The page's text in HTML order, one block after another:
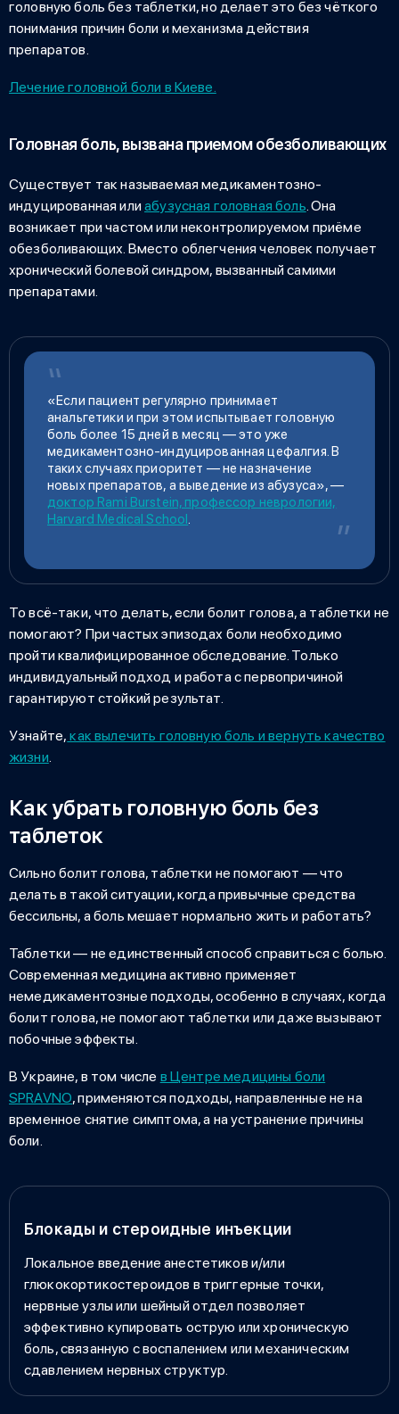
головную боль без таблетки, но делает это без чёткого
понимания причин боли и механизма действия
препаратов.
Лечение головной боли в Киеве.
Головная боль, вызвана приемом обезболивающих
Существует так называемая медикаментозно-
индуцированная илиабузусная головная боль . Она
возникает при частом или неконтролируемом приёме
обезболивающих. Вместо облегчения человек получает
хронический болевой синдром, вызванный самими
препаратами.
«Если пациент регулярно принимает
анальгетики и при этом испытывает головную
боль более 15 дней в месяц — это уже
медикаментозно-индуцированная цефалгия. В
таких случаях приоритет — не назначение
новых препаратов, а выведение из абузуса», —
доктор Rami Burstein, профессор неврологии,
Harvard Medical School.
То всё-таки, что делать, если болит голова, а таблетки не
помогают? При частых эпизодах боли необходимо
пройти квалифицированное обследование. Только
индивидуальный подход и работа с первопричиной
гарантируют стойкий результат.
Узнайте, как вылечить головную боль и вернуть качество
жизни
Как убрать головную боль без
таблеток
Сильно болит голова, таблетки не помогают — что
делать в такой ситуации, когда привычные средства
бессильны, а боль мешает нормально жить и работать?
Таблетки — не единственный способ справиться с болью.
Современная медицина активно применяет
немедикаментозные подходы, особенно в случаях, когда
болит голова, не помогают таблетки или даже вызывают
побочные эффекты.
В Украине, в том числе в Центре медицины боли
SPRAVNO, применяются подходы, направленные не на
временное снятие симптома, а на устранение причины
боли.
Блокады и стероидные инъекции
Локальное введение анестетиков и/или
глюкокортикостероидов в триггерные точки,
нервные узлы или шейный отдел позволяет
эффективно купировать острую или хроническую
боль, связанную с воспалением или механическим
сдавлением нервных структур.